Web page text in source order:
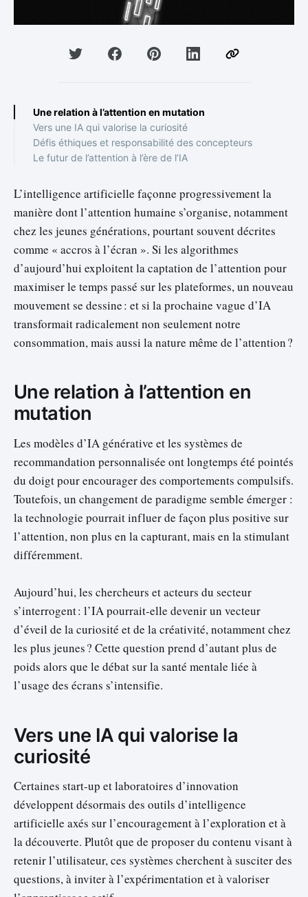
Une relation à l’attention en mutation
Vers une IA qui valorise la curiosité
Défis éthiques et responsabilité des concepteurs
Le futur de l’attention à l’ère de l’IA
L’intelligence artificielle façonne progressivement la
manière dont l’attention humaine s’organise, notamment
chez les jeunes générations, pourtant souvent décrites
comme « accros à l’écran ». Si les algorithmes
d’aujourd’hui exploitent la captation de l’attention pour
maximiser le temps passé sur les plateformes, un nouveau
mouvement se dessine : et si la prochaine vague d’IA
transformait radicalement non seulement notre
consommation, mais aussi la nature même de l’attention ?
Une relation à l’attention en
mutation
Les modèles d’IA générative et les systèmes de
recommandation personnalisée ont longtemps été pointés
du doigt pour encourager des comportements compulsifs.
Toutefois, un changement de paradigme semble émerger :
la technologie pourrait influer de façon plus positive sur
l’attention, non plus en la capturant, mais en la stimulant
différemment.
Aujourd’hui, les chercheurs et acteurs du secteur
s’interrogent : l’IA pourrait-elle devenir un vecteur
d’éveil de la curiosité et de la créativité, notamment chez
les plus jeunes ? Cette question prend d’autant plus de
poids alors que le débat sur la santé mentale liée à
l’usage des écrans s’intensifie.
Vers une IA qui valorise la
curiosité
Certaines start-up et laboratoires d’innovation
développent désormais des outils d’intelligence
artificielle axés sur l’encouragement à l’exploration et à
la découverte. Plutôt que de proposer du contenu visant à
retenir l’utilisateur, ces systèmes cherchent à susciter des
questions, à inviter à l’expérimentation et à valoriser